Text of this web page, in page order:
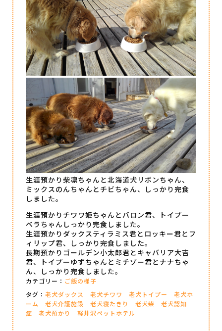
生涯預かり柴凛ちゃんと北海道犬リボンちゃん、
ミックスのんちゃんとチビちゃん、しっかり完食
しました。
生涯預かりチワワ姫ちゃんとバロン君、トイプー
ベラちゃんしっかり完食しました。
生涯預かりダックスティラミス君とロッキー君とフ
ィリップ君、しっかり完食しました。
長期預かりゴールデン小太郎君とキャバリア大吉
君、トイプーゆずちゃんとミチゾー君とナナちゃ
ん、しっかり完食しました。
カテゴリー： ご飯の様子
タグ： 老犬ダックス 老犬チワワ 老犬トイプー
老犬ホ
ーム
老犬介護施設 老犬寝たきり 老犬柴
老犬認知
症
老犬預かり 軽井沢ペットホテル